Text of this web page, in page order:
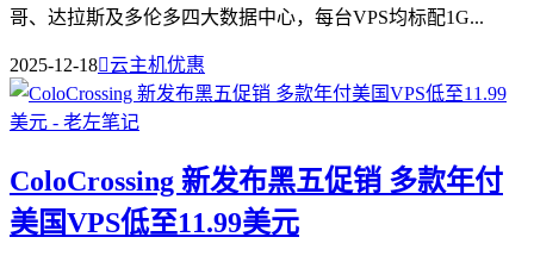
哥、达拉斯及多伦多四大数据中心，每台VPS均标配1G...
2025-12-18云主机优惠
ColoCrossing 新发布黑五促销 多款年付
美国VPS低至11.99美元